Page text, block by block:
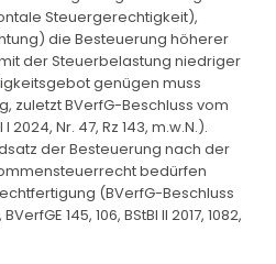
Steuergerechtigkeit),
die Besteuerung höherer
der Steuerbelastung niedriger
genügen muss
zuletzt BVerfG-Beschluss vom
I 2024, Nr. 47, Rz 143, m.w.N.).
der Besteuerung nach der
bedürfen
(BVerfG-Beschluss
145, 106, BStBl II 2017, 1082,